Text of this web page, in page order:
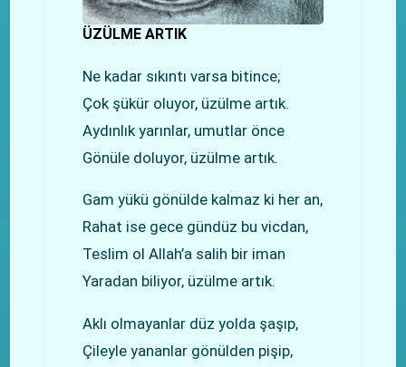
ÜZÜLME ARTIK
Ne kadar sıkıntı varsa bitince;
Çok şükür oluyor, üzülme artık.
Aydınlık yarınlar, umutlar önce
Gönüle doluyor, üzülme artık.
Gam yükü gönülde kalmaz ki her an,
Rahat ise gece gündüz bu vicdan,
Teslim ol Allah’a salih bir iman
Yaradan biliyor, üzülme artık.
Aklı olmayanlar düz yolda şaşıp,
Çileyle yananlar gönülden pişip,